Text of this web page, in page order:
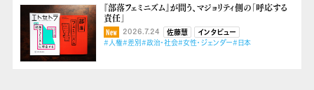
『部落フェミニズム』が問う、マジョリティ側の「呼応する
責任」
2026.7.24 佐藤慧
インタビュー
#人権#差別#政治・社会#女性・ジェンダー#日本